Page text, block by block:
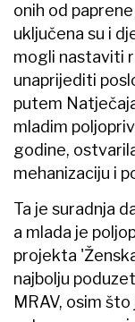
onih od
uključena su i
mogli nastaviti
unaprijediti
putem
mladim
godine,
mehanizaciju i
Ta je suradnja
a mlada je
projekta
najbolju
MRAV, osim